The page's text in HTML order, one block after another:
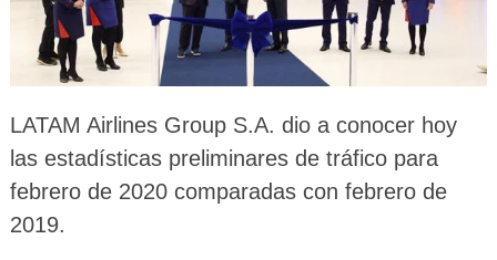
LATAM Airlines Group S.A. dio a conocer hoy
las estadísticas preliminares de tráfico para
febrero de 2020 comparadas con febrero de
2019.